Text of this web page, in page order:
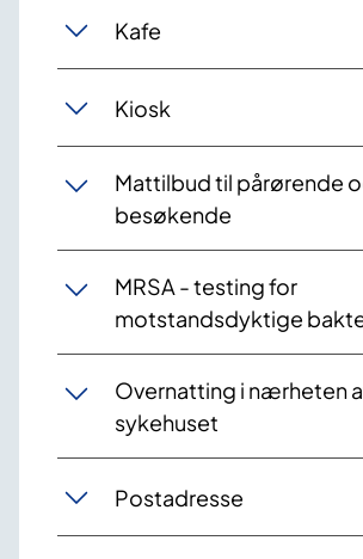
Kafe
Kiosk
Mattilbud til pårørende
besøkende
MRSA - testing for
motstandsdyktige
Overnatting i nærheten
sykehuset
Postadresse